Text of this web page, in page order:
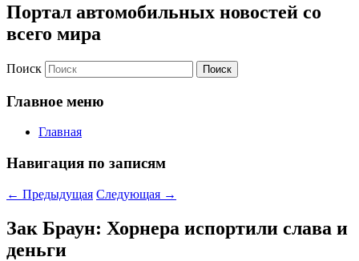
Портал автомобильных новостей со
всего мира
Поиск
Главное меню
Главная
Навигация по записям
← Предыдущая Следующая →
Зак Браун: Хорнера испортили слава и
деньги